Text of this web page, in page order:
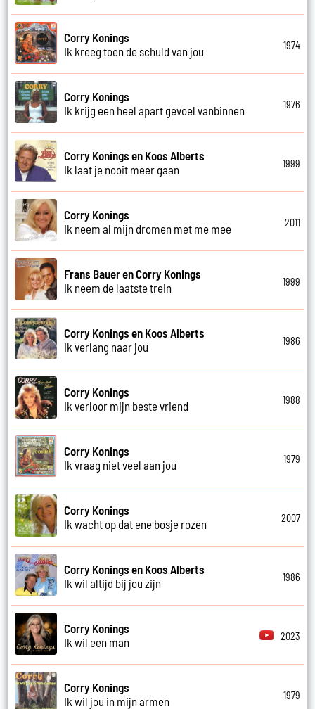
Corry Konings
Ik kreeg toen de schuld van jou
1974
Corry Konings
Ik krijg een heel apart gevoel vanbinnen
1976
Corry Konings en Koos Alberts
Ik laat je nooit meer gaan
1999
Corry Konings
Ik neem al mijn dromen met me mee
2011
Frans Bauer en Corry Konings
Ik neem de laatste trein
1999
Corry Konings en Koos Alberts
Ik verlang naar jou
1986
Corry Konings
Ik verloor mijn beste vriend
1988
Corry Konings
Ik vraag niet veel aan jou
1979
Corry Konings
Ik wacht op dat ene bosje rozen
2007
Corry Konings en Koos Alberts
Ik wil altijd bij jou zijn
1986
Corry Konings
Ik wil een man
2023
Corry Konings
Ik wil jou in mijn armen
1979